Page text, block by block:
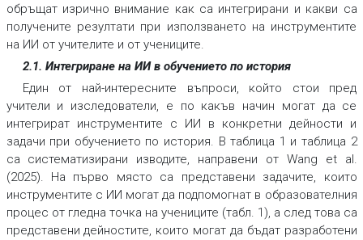
обръщат изрично внимание как са интегрирани и какви са
получените резултати при използването на инструментите
на ИИ от учителите и от учениците.
2.1. Интегриране на ИИ в обучението по история
Един от най-интересните въпроси, който стои пред
учители и изследователи, е по какъв начин могат да се
интегрират инструментите с ИИ в конкретни дейности и
задачи при обучението по история. В таблица 1 и таблица 2
са систематизирани изводите, направени от Wang et al.
(2025). На първо място са представени задачите, които
инструментите с ИИ могат да подпомогнат в образователния
процес от гледна точка на учениците (табл. 1), а след това са
представени дейностите, които могат да бъдат разработени